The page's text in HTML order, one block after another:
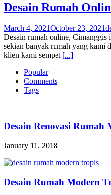
Desain Rumah
March 4, 2021October 23, 2021
Desain rumah online, Cimanggis
sekian banyak rumah yang kami
klien kami sempet [...]
Popular
Comments
Tags
Desain Renovasi Rumah
January 11, 2018
Desain Rumah Modern